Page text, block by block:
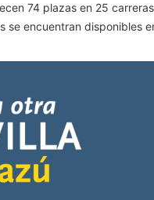
74 plazas en 25
encuentran disponibles